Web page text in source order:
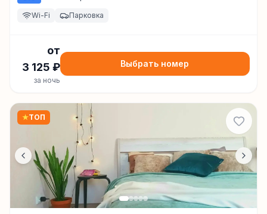
Wi-Fi Парковка
от
3 125 ₽
за ночь
Выбрать номер
★ТОП